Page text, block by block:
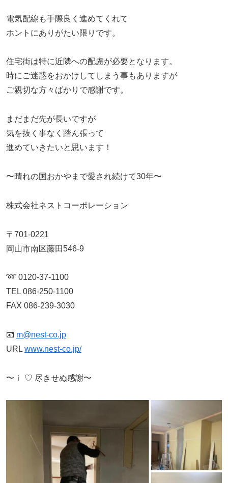
電気配線も手際良く進めてくれて
ホントにありがたい限りです。
住宅街は特に近隣への配慮が必要となります。
時にご迷惑をおかけしてしまう事もありますが
ご親切な方々ばかりで感謝です。
まだまだ先が長いですが
気を抜く事なく踏ん張って
進めていきたいと思います！
〜晴れの国おかやまで愛され続けて30年〜
株式会社ネストコーポレーション
〒701-0221
岡山市南区藤田546-9
➿ 0120-37-1100
TEL 086-250-1100
FAX 086-239-3030
📧 m@nest-co.jp
URL www.nest-co.jp/
〜ｉ ♡ 尽きせぬ感謝〜